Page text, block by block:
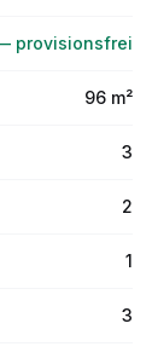
provisionsfrei
96 m²
3
2
1
3